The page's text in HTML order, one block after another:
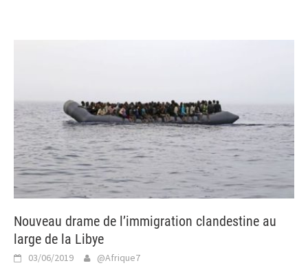
Nouveau drame de l’immigration clandestine au
large de la Libye
03/06/2019 @Afrique7